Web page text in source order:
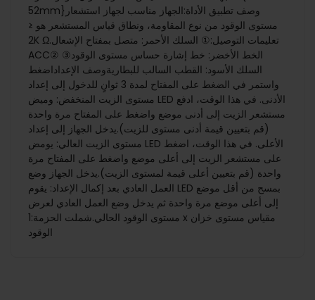
52mm}وصف تطبيق الأداة:الجهاز مناسب لجهاز استشعار
مستوى الوقود من نوع المقاومة، ونطاق قياس المستشعر هو ≤
2K Ω.تعليمات التوصيل:① السلك الأحمر: متصل بمفتاح الإشعال
ACC② الخط الأخضر: خط إشارة حساس مستوى الوقود③
السلك الأسود: القطب السالب للبطاريةوصف الإعداداضغط
واستمر في الضغط على المفتاح لمدة 3 ثوانٍ للدخول إلى إعداد
مستوى الزيت المنخفض: وميض LED الأدنى. في هذا الوقت، ادفع
مستشعر الزيت إلى أدنى موضع واضغط على المفتاح مرة واحدة
(قم بتعيين قيمة أدنى مستوى للزيت).يدخل الجهاز إلى إعداد
مستوى الزيت العالي: يومض LED الأعلى. في هذا الوقت، اضغط
على مستشعر الزيت إلى أعلى موضع واضغط على المفتاح مرة
واحدة (قم بتعيين أعلى قيمة لمستوى الزيت).يدخل الجهاز وضع
العمل العادي بعد إكمال الإعداد: يقوم LED بمسح من أقل موضع
إلى أعلى موضع مرة واحدة ثم يدخل وضع العمل العادي لعرض
مستوى الوقود الحالي.شملت الحزمة:1 x مقياس مستوى خزان
الوقود